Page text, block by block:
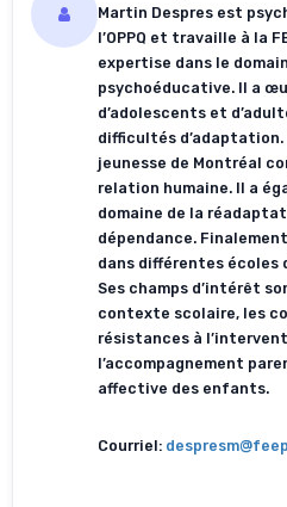
Martin Despres est
l’OPPQ et travaille à la
expertise dans le
psychoéducative. Il a
d’adolescents et
difficultés
jeunesse de Montréal
relation humaine. Il a
domaine de la
dépendance.
dans différentes écoles
Ses champs d’intérêt
contexte scolaire, les
résistances à
l’accompagnement
affective des enfants.
Courriel: